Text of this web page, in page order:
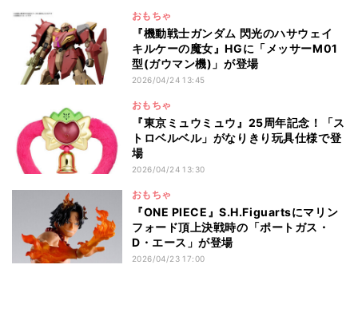
おもちゃ
『機動戦士ガンダム 閃光のハサウェイ
キルケーの魔女』HGに「メッサーM01
型(ガウマン機)」が登場
2026/04/24 13:45
おもちゃ
『東京ミュウミュウ』25周年記念！「ス
トロベルベル」がなりきり玩具仕様で登
場
2026/04/24 13:30
おもちゃ
『ONE PIECE』S.H.Figuartsにマリン
フォード頂上決戦時の「ポートガス・
D・エース」が登場
2026/04/23 17:00